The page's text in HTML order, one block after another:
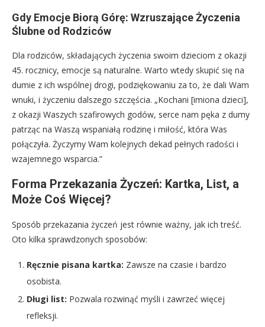
Gdy Emocje Biorą Górę: Wzruszające Życzenia
Ślubne od Rodziców
Dla rodziców, składających życzenia swoim dzieciom z okazji
45. rocznicy, emocje są naturalne. Warto wtedy skupić się na
dumie z ich wspólnej drogi, podziękowaniu za to, że dali Wam
wnuki, i życzeniu dalszego szczęścia. „Kochani [imiona dzieci],
z okazji Waszych szafirowych godów, serce nam pęka z dumy
patrząc na Waszą wspaniałą rodzinę i miłość, która Was
połączyła. Życzymy Wam kolejnych dekad pełnych radości i
wzajemnego wsparcia.”
Forma Przekazania Życzeń: Kartka, List, a
Może Coś Więcej?
Sposób przekazania życzeń jest równie ważny, jak ich treść.
Oto kilka sprawdzonych sposobów:
Ręcznie pisana kartka: Zawsze na czasie i bardzo
osobista.
Długi list: Pozwala rozwinąć myśli i zawrzeć więcej
refleksji.